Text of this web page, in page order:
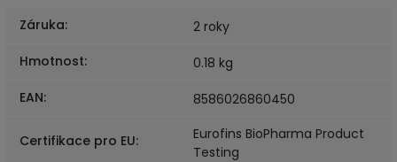
Záruka:
2 roky
Hmotnost:
0.18 kg
EAN: 8586026860450
Certifikace pro EU:
Eurofins BioPharma Product
Testing